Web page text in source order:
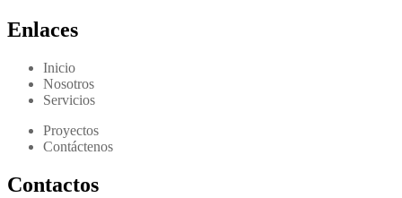
Enlaces
Inicio
Nosotros
Servicios
Proyectos
Contáctenos
Contactos